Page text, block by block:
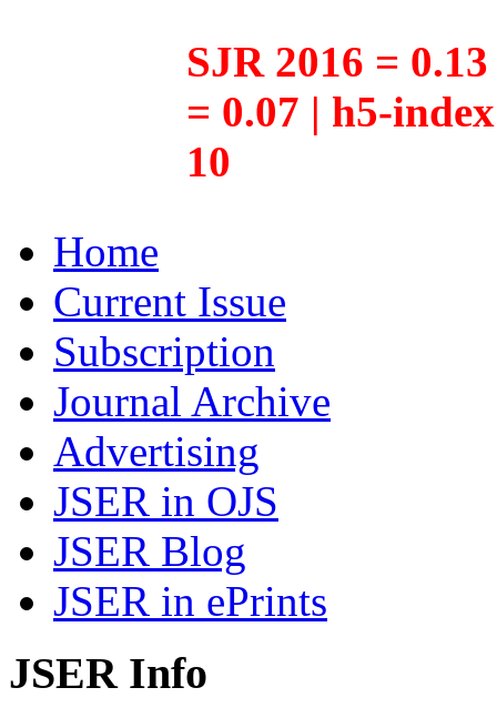
SJR 2016 =
= 0.07 | h5-
10
Home
Current Issue
Subscription
Journal Archive
Advertising
JSER in OJS
JSER Blog
JSER in ePrints
JSER Info